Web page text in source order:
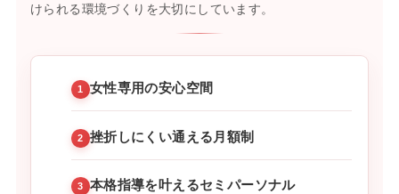
けられる環境づくりを大切にしています。
1 女性専用の安心空間
2 挫折しにくい通える月額制
3 本格指導を叶えるセミパーソナル